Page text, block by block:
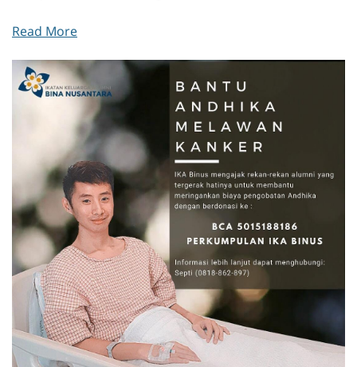
Read More